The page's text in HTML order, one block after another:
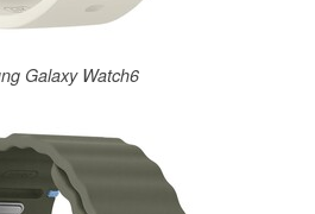
Galaxy Watch6